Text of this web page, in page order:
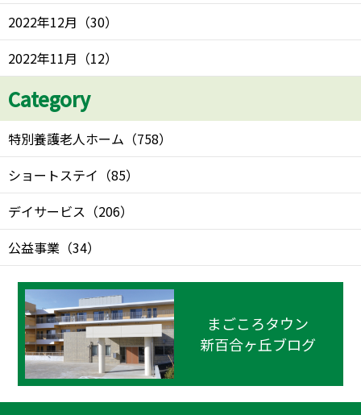
2022年12月 （30）
2022年11月 （12）
Category
特別養護老人ホーム （758）
ショートステイ （85）
デイサービス （206）
公益事業 （34）
まごころタウン
新百合ヶ丘ブログ